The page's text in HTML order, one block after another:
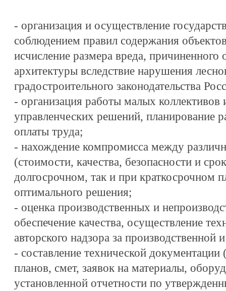
- организация и осуществление
соблюдением правил содержания
исчисление размера вреда,
архитектуры вследствие нарушения
градостроительного законодательства
- организация работы малых коллективов
управленческих решений, планирование
оплаты труда;
- нахождение компромисса между
(стоимости, качества, безопасности и
долгосрочном, так и при краткосрочном
оптимального решения;
- оценка производственных и
обеспечение качества, осуществление
авторского надзора за производственной
- составление технической
планов, смет, заявок на материалы,
установленной отчетности по